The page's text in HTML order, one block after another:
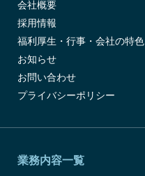
会社概要
採用情報
福利厚生・行事・会社の特色
お知らせ
お問い合わせ
プライバシーポリシー
業務内容一覧